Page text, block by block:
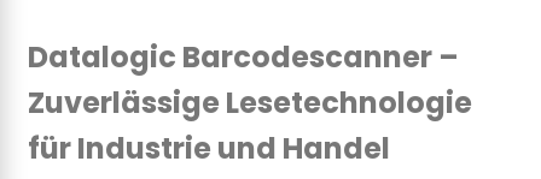
Datalogic Barcodescanner –
Zuverlässige Lesetechnologie
für Industrie und Handel